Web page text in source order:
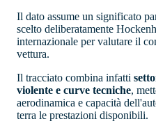
Il dato assume un significato
scelto deliberatamente
internazionale per valutare il
vettura.
Il tracciato combina infatti
violente e curve tecniche,
aerodinamica e capacità
terra le prestazioni disponibili.